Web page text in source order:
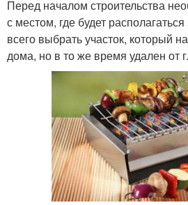
Перед началом строительства
с местом, где будет
всего выбрать участок, который
дома, но в то же время удален от